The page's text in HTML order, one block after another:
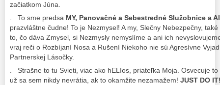
začiatkom Júna.
. To sme predsa MY, Panovačné a Sebestredné Služobnice a
prazvláštne čudne! To je Nezmysel! A my, Slečny Nebezpečny,
to, čo dáva Zmysel, si Nezmysly nemyslíme a ani ich
vraj reči o Rozbíjaní Nosa a Rušení Niekoho nie sú Agresívne
Partnerskej Lásočky.
. Strašne to tu Svieti, viac ako hELIos, priateľka Moja. Osvecuje
už sa sem nikdy nevrátia, ak to okamžite nezamažem! JUST DO